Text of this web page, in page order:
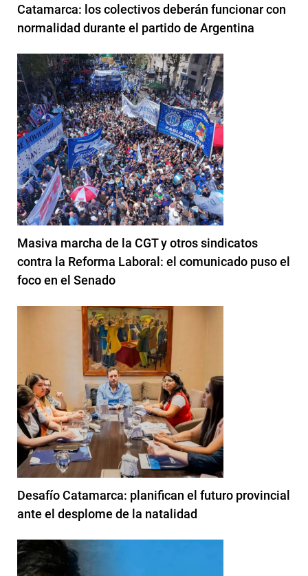
Catamarca: los colectivos deberán funcionar con
normalidad durante el partido de Argentina
Masiva marcha de la CGT y otros sindicatos
contra la Reforma Laboral: el comunicado puso el
foco en el Senado
Desafío Catamarca: planifican el futuro provincial
ante el desplome de la natalidad